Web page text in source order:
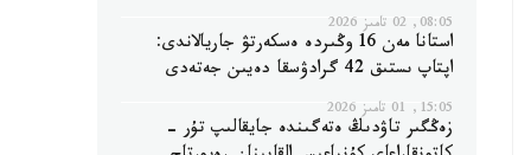
08:05, 02 تامىز 2026
استانا مەن 16 وڭىردە ەسكەرتۋ جاريالاندى:
اپتاپ ىستىق 42 گرادۋسقا دەيىن جەتەدى
15:05, 01 تامىز 2026
زەڭگىر تاۋدىڭ ەتەگىندە جايقالىپ تۇر -